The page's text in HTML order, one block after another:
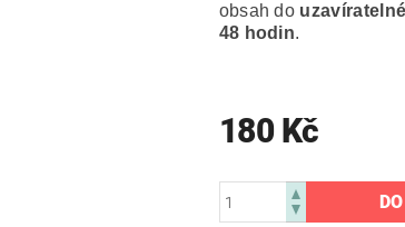
obsah do
48 hodin.
180 Kč